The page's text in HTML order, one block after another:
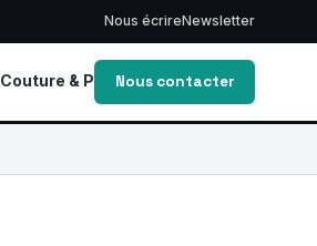
Nous écrireNewsletter
Couture & Patrons Vie de Maman
Nous contacter